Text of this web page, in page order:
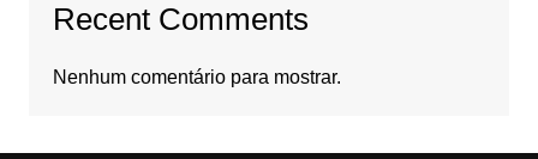
Recent Comments
Nenhum comentário para mostrar.